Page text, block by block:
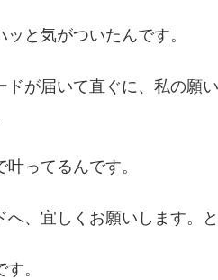
と気がついたんです。
が届いて直ぐに、私の願
ってるんです。
、宜しくお願いします。
。